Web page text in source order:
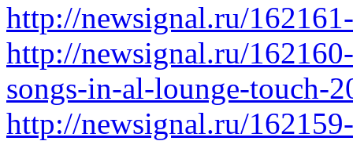
http://newsignal.ru/
http://newsignal.ru/
songs-in-al-lounge-touch-
http://newsignal.ru/